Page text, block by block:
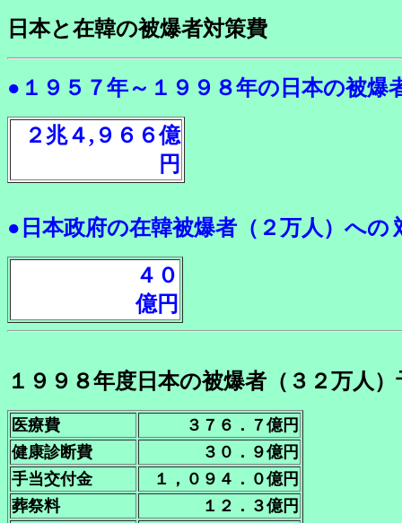
日本と在韓の被爆者対策費
●１９５７年～１９９８年の日本の被爆
２兆４,９６６億
円
●日本政府の在韓被爆者（２万人）への
４０
億円
１９９８年度日本の被爆者（３２万人）
医療費
３７６．７億円
健康診断費
３０．９億円
手当交付金
１，０９４．０億円
葬祭料
１２．３億円